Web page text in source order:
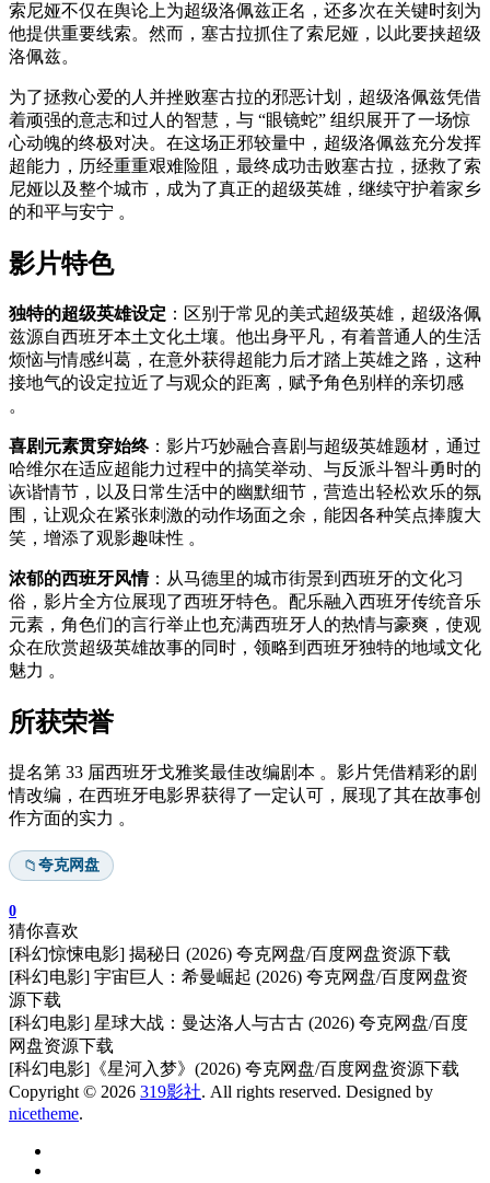
索尼娅不仅在舆论上为超级洛佩兹正名，还多次在关键时刻为
他提供重要线索。然而，塞古拉抓住了索尼娅，以此要挟超级
洛佩兹。
为了拯救心爱的人并挫败塞古拉的邪恶计划，超级洛佩兹凭借
着顽强的意志和过人的智慧，与 “眼镜蛇” 组织展开了一场惊
心动魄的终极对决。在这场正邪较量中，超级洛佩兹充分发挥
超能力，历经重重艰难险阻，最终成功击败塞古拉，拯救了索
尼娅以及整个城市，成为了真正的超级英雄，继续守护着家乡
的和平与安宁 。
影片特色
独特的超级英雄设定 ：区别于常见的美式超级英雄，超级洛佩
兹源自西班牙本土文化土壤。他出身平凡，有着普通人的生活
烦恼与情感纠葛，在意外获得超能力后才踏上英雄之路，这种
接地气的设定拉近了与观众的距离，赋予角色别样的亲切感
。
喜剧元素贯穿始终：影片巧妙融合喜剧与超级英雄题材，通过
哈维尔在适应超能力过程中的搞笑举动、与反派斗智斗勇时的
诙谐情节，以及日常生活中的幽默细节，营造出轻松欢乐的氛
围，让观众在紧张刺激的动作场面之余，能因各种笑点捧腹大
笑，增添了观影趣味性 。
浓郁的西班牙风情：从马德里的城市街景到西班牙的文化习
俗，影片全方位展现了西班牙特色。配乐融入西班牙传统音乐
元素，角色们的言行举止也充满西班牙人的热情与豪爽，使观
众在欣赏超级英雄故事的同时，领略到西班牙独特的地域文化
魅力 。
所获荣誉
提名第 33 届西班牙戈雅奖最佳改编剧本 。影片凭借精彩的剧
情改编，在西班牙电影界获得了一定认可，展现了其在故事创
作方面的实力 。
📁夸克网盘
0
猜你喜欢
[科幻惊悚电影] 揭秘日 (2026) 夸克网盘/百度网盘资源下载
[科幻电影] 宇宙巨人：希曼崛起 (2026) 夸克网盘/百度网盘资
源下载
[科幻电影] 星球大战：曼达洛人与古古 (2026) 夸克网盘/百度
网盘资源下载
[科幻电影]《星河入梦》(2026) 夸克网盘/百度网盘资源下载
Copyright © 2026 319影社. All rights reserved. Designed by
nicetheme.